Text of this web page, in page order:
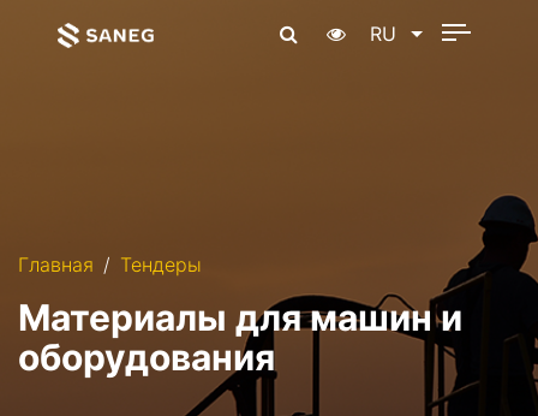
RU
Главная Тендеры
Материалы для машин и
оборудования